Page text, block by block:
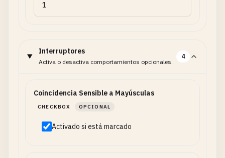
Interruptores
Activa o desactiva comportamientos opcionales.
4
Coincidencia Sensible a Mayúsculas
CHECKBOX OPCIONAL
Activado si está marcado